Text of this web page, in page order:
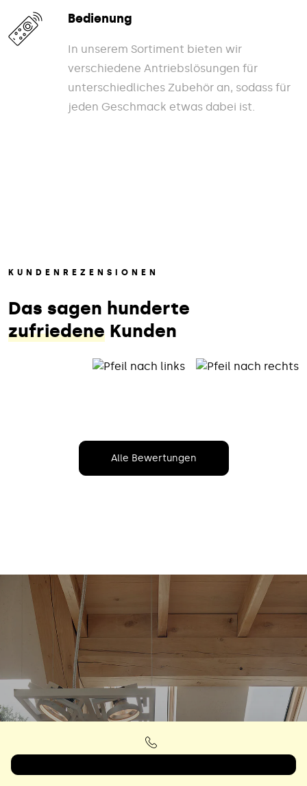
Bedienung
In unserem Sortiment bieten wir
verschiedene Antriebslösungen für
unterschiedliches Zubehör an, sodass für
jeden Geschmack etwas dabei ist.
KUNDENREZENSIONEN
Das sagen hunderte
zufriedene Kunden
Alle Bewertungen